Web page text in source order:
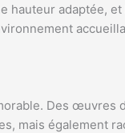
hauteur adaptée,
Des œuvres
mais également